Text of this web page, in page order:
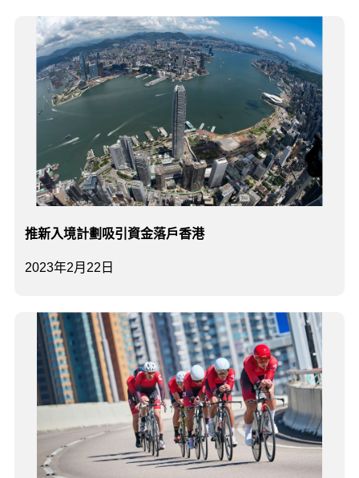
2023年2月22日
推新入境計劃吸引資金落戶香港